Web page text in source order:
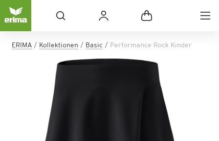
ERIMA Kollektionen Basic Performance Rock Kinder